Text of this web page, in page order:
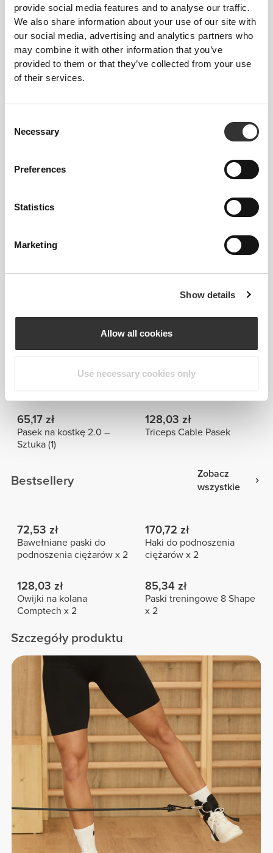
provide social media features and to analyse our traffic.
We also share information about your use of our site with
our social media, advertising and analytics partners who
may combine it with other information that you’ve
provided to them or that they’ve collected from your use
of their services.
Selection
Necessary
Preferences
Statistics
Marketing
Show details
Allow all cookies
Use necessary cookies only
Informacje i pielęgnacja
Ogólne recenzje
Podobne produkty
wszystkie
Pasek na kostkę -
Bawełniane paski do
65,17 zł
Pasek na kostkę 2.0 –
Sztuka (1)
128,03 zł
Triceps Cable Pasek
Bestsellery
Zobacz
wszystkie
72,53 zł
Bawełniane paski do
podnoszenia ciężarów x 2
170,72 zł
Haki do podnoszenia
ciężarów x 2
128,03 zł
Owijki na kolana
Comptech x 2
85,34 zł
Paski treningowe 8 Shape
x 2
Szczegóły produktu